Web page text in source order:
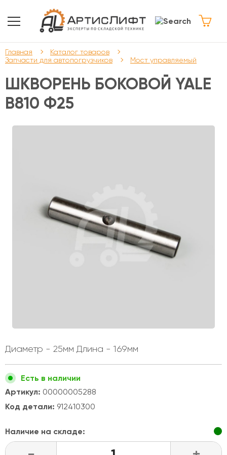
Главная
Каталог товаров
Запчасти для автопогрузчиков
Мост управляемый
ШКВОРЕНЬ БОКОВОЙ YALE
В810 Ф25
Диаметр - 25мм Длина - 169мм
Есть в наличии
Артикул: 00000005288
Код детали: 912410300
Наличие на складе: